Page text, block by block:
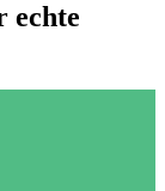
echte